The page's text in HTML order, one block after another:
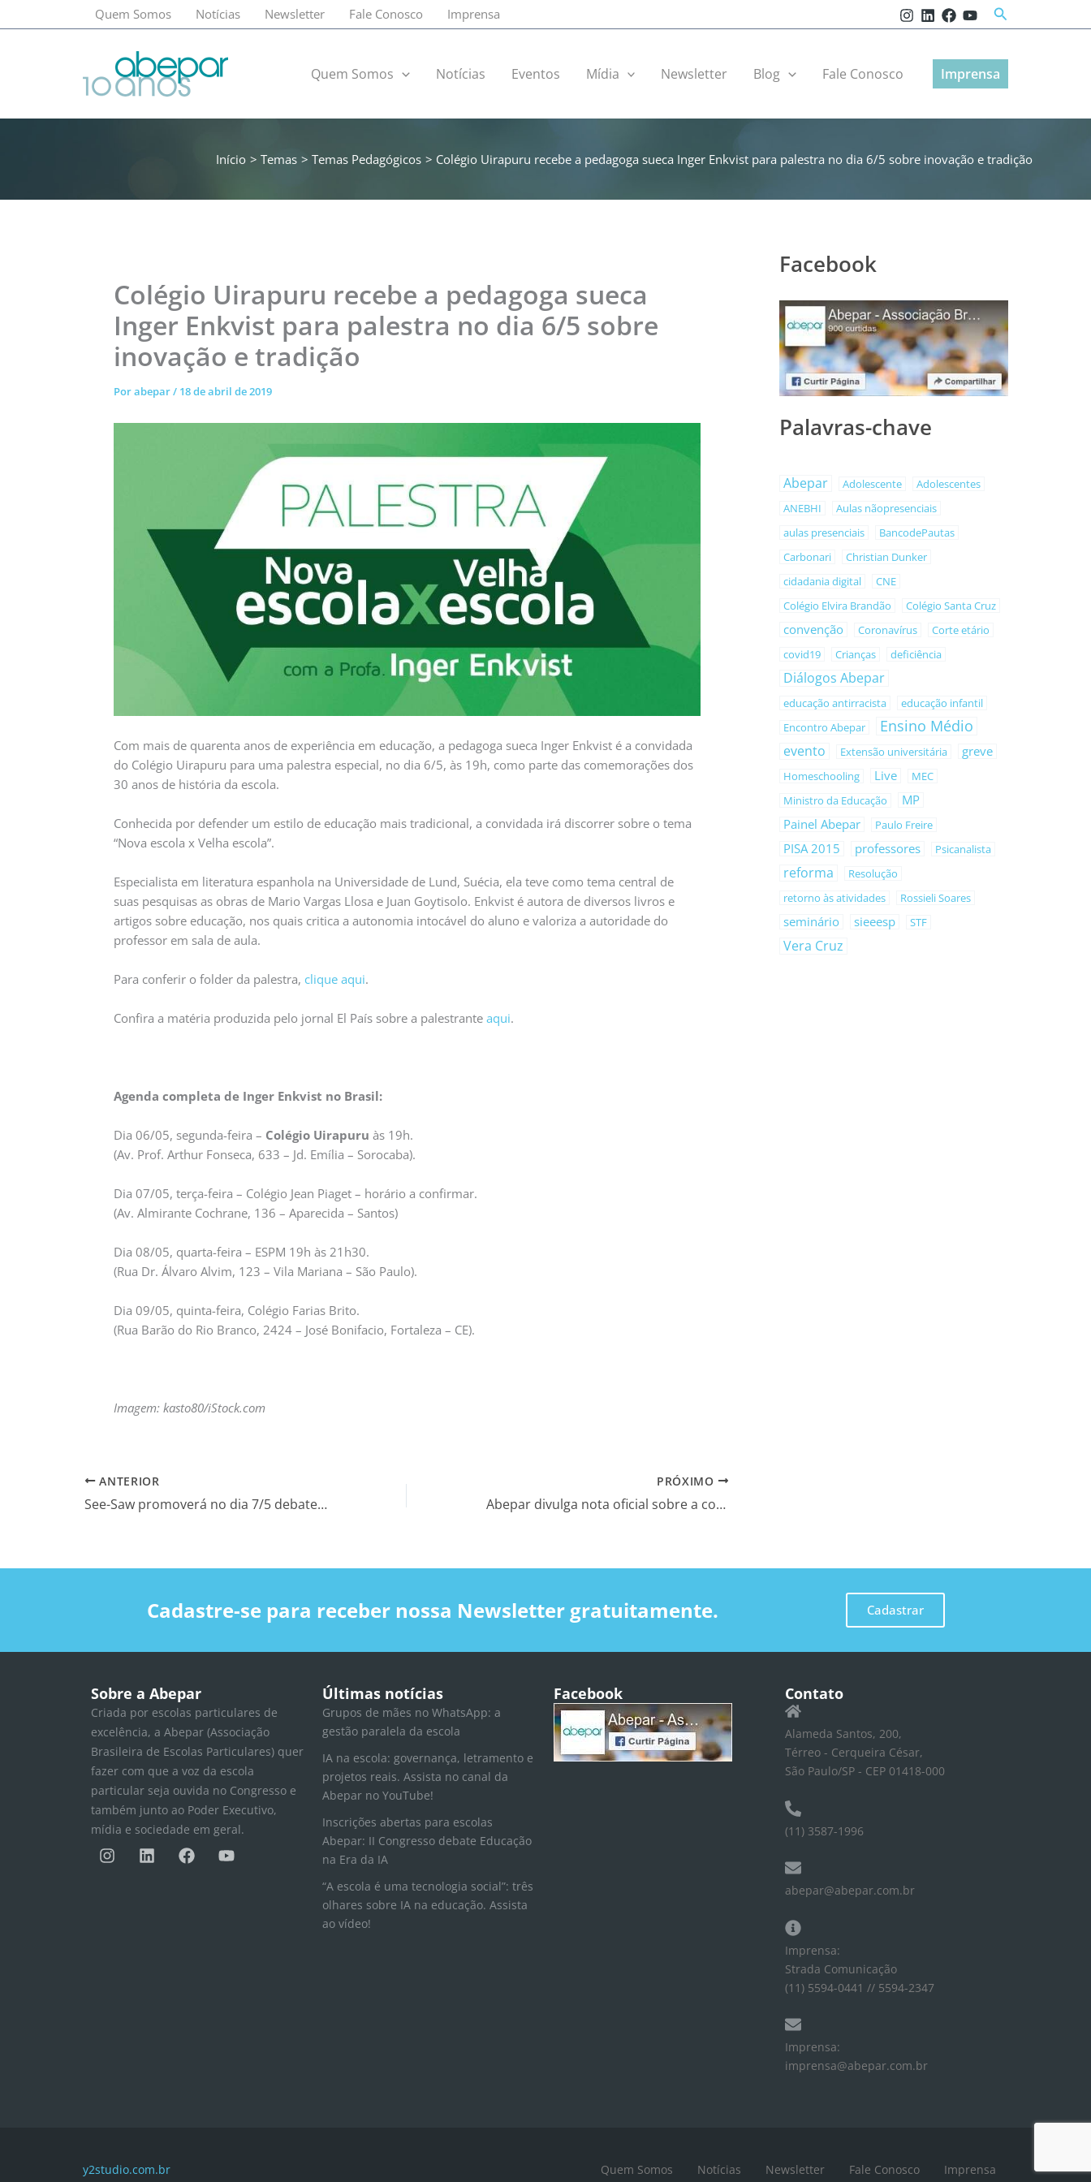
para
Quem Somos Notícias Newsletter Fale Conosco Imprensa Pesquisar
Quem Somos Notícias Eventos Mídia Newsletter Blog Fale Conosco Imprensa
Início Temas Temas Pedagógicos Colégio Uirapuru recebe a pedagoga sueca Inger Enkvist para palestra no dia 6/5 sobre inovação e tradição
Colégio Uirapuru recebe a pedagoga sueca
Inger Enkvist para palestra no dia 6/5 sobre
inovação e tradição
Porabepar/ 18 de abril de 2019
Com mais de quarenta anos de experiência em educação, a pedagoga sueca Inger Enkvist é a convidada
do Colégio Uirapuru para uma palestra especial, no dia 6/5, às 19h, como parte das comemorações dos
30 anos de história da escola.
Conhecida por defender um estilo de educação mais tradicional, a convidada irá discorrer sobre o tema
“Nova escola x Velha escola”.
Especialista em literatura espanhola na Universidade de Lund, Suécia, ela teve como tema central de
suas pesquisas as obras de Mario Vargas Llosa e Juan Goytisolo. Enkvist é autora de diversos livros e
artigos sobre educação, nos quais critica a autonomia intocável do aluno e valoriza a autoridade do
professor em sala de aula.
Para conferir o folder da palestra, clique aqui.
Confira a matéria produzida pelo jornal El País sobre a palestrante aqui.
Agenda completa de Inger Enkvist no Brasil:
Dia 06/05, segunda-feira – Colégio Uirapuru às 19h.
(Av. Prof. Arthur Fonseca, 633 – Jd. Emília – Sorocaba).
Dia 07/05, terça-feira – Colégio Jean Piaget – horário a confirmar.
(Av. Almirante Cochrane, 136 – Aparecida – Santos)
Dia 08/05, quarta-feira – ESPM 19h às 21h30.
(Rua Dr. Álvaro Alvim, 123 – Vila Mariana – São Paulo).
Dia 09/05, quinta-feira, Colégio Farias Brito.
(Rua Barão do Rio Branco, 2424 – José Bonifacio, Fortaleza – CE).
Imagem: kasto80/iStock.com
ANTERIOR
See-Saw promoverá no dia 7/5 debate sobre mudanças nos processos seletivos para o ensino superior
PRÓXIMO
Abepar divulga nota oficial sobre a conjuntura
Facebook
Palavras-chave
Abepar Adolescente
Adolescentes
ANEBHI
Aulas nãopresenciais
aulas presenciais
BancodePautas
Carbonari
Christian Dunker
cidadania digital
CNE
Colégio Elvira Brandão
Colégio Santa Cruz
convenção Coronavírus
Corte etário
covid19
Crianças deficiência
Diálogos Abepar
educação antirracista
educação infantil
Encontro Abepar
Ensino Médio
evento Extensão universitária greve
Homeschooling Live
MEC
Ministro da Educação
MP
Painel Abepar
Paulo Freire
PISA 2015 professores Psicanalista
reforma
Resolução
retorno às atividades
Rossieli Soares
seminário sieeesp STF
Vera Cruz
Cadastre-se para receber nossa Newsletter gratuitamente. Cadastrar
Sobre a Abepar
Criada por escolas particulares de
excelência, a Abepar (Associação
Brasileira de Escolas Particulares) quer
fazer com que a voz da escola
particular seja ouvida no Congresso e
também junto ao Poder Executivo,
mídia e sociedade em geral.
I
n
L
i
F
a
Y
o
Últimas notícias
Grupos de mães no WhatsApp: a
gestão paralela da escola
IA na escola: governança, letramento e
projetos reais. Assista no canal da
Abepar no YouTube!
Inscrições abertas para escolas
Abepar: II Congresso debate Educação
na Era da IA
“A escola é uma tecnologia social”: três
olhares sobre IA na educação. Assista
ao vídeo!
Facebook Contato
Alameda Santos, 200,
Térreo - Cerqueira César,
São Paulo/SP - CEP 01418-000
(11) 3587-1996
abepar@abepar.com.br
Imprensa:
Strada Comunicação
(11) 5594-0441 // 5594-2347
Imprensa:
imprensa@abepar.com.br
y2studio.com.br Quem Somos Notícias Newsletter Fale Conosco Imprensa